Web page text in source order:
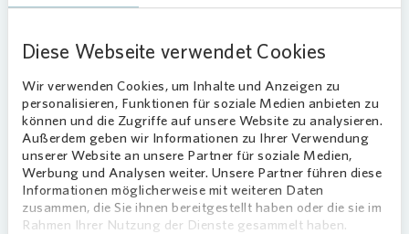
Diese Webseite verwendet Cookies
Wir verwenden Cookies, um Inhalte und Anzeigen zu
personalisieren, Funktionen für soziale Medien anbieten zu
können und die Zugriffe auf unsere Website zu analysieren.
Außerdem geben wir Informationen zu Ihrer Verwendung
unserer Website an unsere Partner für soziale Medien,
Werbung und Analysen weiter. Unsere Partner führen diese
Informationen möglicherweise mit weiteren Daten
zusammen, die Sie ihnen bereitgestellt haben oder die sie im
Rahmen Ihrer Nutzung der Dienste gesammelt haben.
Weitere Angebote
Teilen
Listenansicht Kartenansicht
Entfernung zum
gesuchten
Ortsmittelpunkt